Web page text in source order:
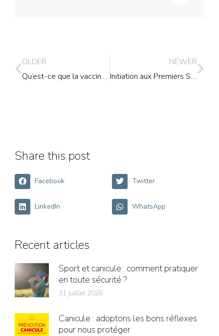
OLDER
Qu’est-ce que la vaccination ?
NEWER
Initiation aux Premiers Secours
Share this post
Facebook Twitter
LinkedIn WhatsApp
Recent articles
Sport et canicule : comment pratiquer
en toute sécurité ?
31 juillet 2026
Canicule : adoptons les bons réflexes
pour nous protéger